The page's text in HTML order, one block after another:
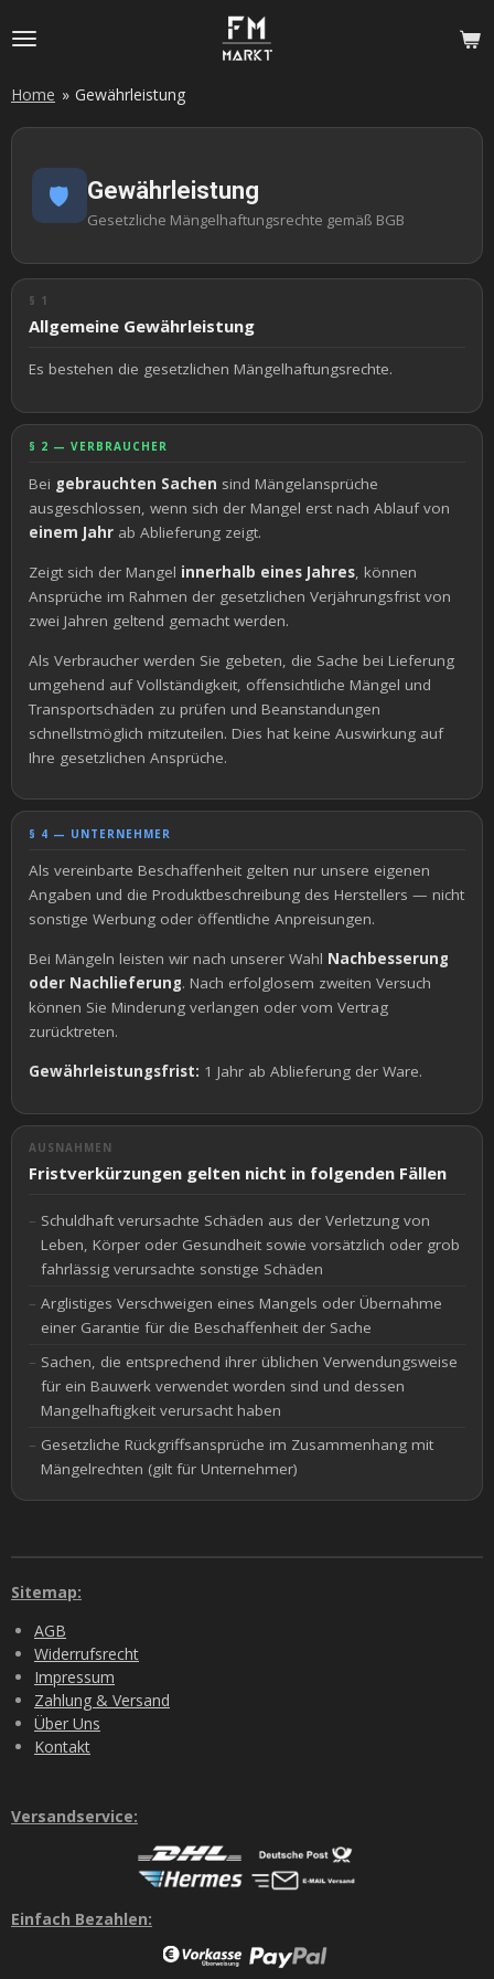
Hauptinhalt
Home » Gewährleistung
🛡️ Gewährleistung
Gesetzliche Mängelhaftungsrechte gemäß BGB
§ 1
Allgemeine Gewährleistung
Es bestehen die gesetzlichen Mängelhaftungsrechte.
§ 2 — VERBRAUCHER
Bei gebrauchten Sachen sind Mängelansprüche
ausgeschlossen, wenn sich der Mangel erst nach Ablauf von
einem Jahr ab Ablieferung zeigt.
Zeigt sich der Mangel innerhalb eines Jahres , können
Ansprüche im Rahmen der gesetzlichen Verjährungsfrist von
zwei Jahren geltend gemacht werden.
Als Verbraucher werden Sie gebeten, die Sache bei Lieferung
umgehend auf Vollständigkeit, offensichtliche Mängel und
Transportschäden zu prüfen und Beanstandungen
schnellstmöglich mitzuteilen. Dies hat keine Auswirkung auf
Ihre gesetzlichen Ansprüche.
§ 4 — UNTERNEHMER
Als vereinbarte Beschaffenheit gelten nur unsere eigenen
Angaben und die Produktbeschreibung des Herstellers — nicht
sonstige Werbung oder öffentliche Anpreisungen.
Bei Mängeln leisten wir nach unserer Wahl Nachbesserung
oder Nachlieferung. Nach erfolglosem zweiten Versuch
können Sie Minderung verlangen oder vom Vertrag
zurücktreten.
Gewährleistungsfrist: 1 Jahr ab Ablieferung der Ware.
AUSNAHMEN
Fristverkürzungen gelten nicht in folgenden Fällen
Schuldhaft verursachte Schäden aus der Verletzung von
Leben, Körper oder Gesundheit sowie vorsätzlich oder grob
fahrlässig verursachte sonstige Schäden
Arglistiges Verschweigen eines Mangels oder Übernahme
einer Garantie für die Beschaffenheit der Sache
Sachen, die entsprechend ihrer üblichen Verwendungsweise
für ein Bauwerk verwendet worden sind und dessen
Mangelhaftigkeit verursacht haben
Gesetzliche Rückgriffsansprüche im Zusammenhang mit
Mängelrechten (gilt für Unternehmer)
Sitemap:
AGB
Widerrufsrecht
Impressum
Zahlung & Versand
Über Uns
Kontakt
Versandservice:
Einfach Bezahlen: